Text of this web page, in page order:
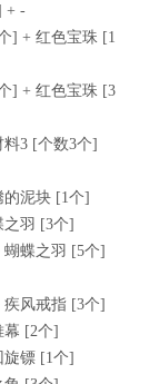
+ -
] + 红色宝珠 [1
] + 红色宝珠 [3
3 [个数3个]
泥块 [1个]
之羽 [3个]
蝶之羽 [5个]
风戒指 [3个]
幕 [2个]
旋镖 [1个]